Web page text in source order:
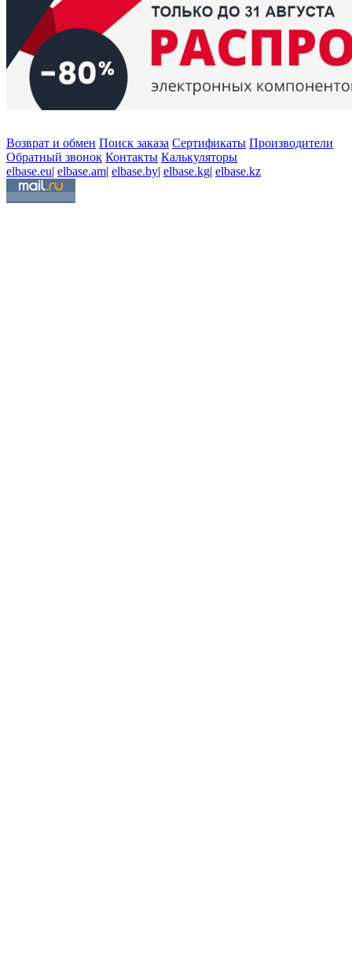
Возврат и обмен Поиск заказа Сертификаты Производители
Обратный звонок Контакты Калькуляторы
elbase.eu| elbase.am| elbase.by| elbase.kg| elbase.kz